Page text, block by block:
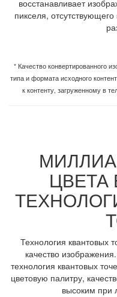
восстанавливает
пикселя,
* Качество конвертированного
типа и формата исходного
к контенту, загруженному в
ЦВЕТА
Технология квантовых
качество
технология квантовых
цветовую палитру,
высоким при